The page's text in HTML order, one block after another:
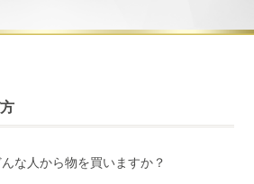
な人から物を買いますか？